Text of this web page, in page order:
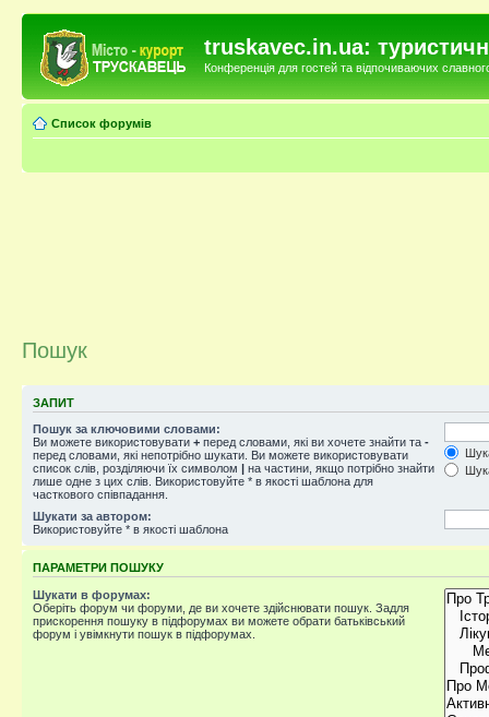
truskavec.in.ua:
Конференція для гостей та відпочиваючих
Список форумів
Пошук
ЗАПИТ
Пошук за ключовими словами:
Ви можете використовувати + перед словами, які ви хочете знайти та -
перед словами, які непотрібно шукати. Ви можете використовувати
список слів, розділяючи їх символом | на частини, якщо потрібно знайти
лише одне з цих слів. Використовуйте * в якості шаблона для
часткового співпадання.
Шукати за автором:
Використовуйте * в якості шаблона
ПАРАМЕТРИ ПОШУКУ
Шукати в форумах:
Оберіть форум чи форуми, де ви хочете здійснювати пошук. Задля
прискорення пошуку в підфорумах ви можете обрати батьківський
форум і увімкнути пошук в підфорумах.